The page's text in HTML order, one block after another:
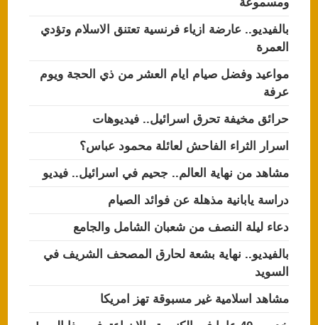
بالفيديو.. عارضة ازياء فرنسية تعتنق الاسلام وتؤدي
العمرة
مواعيد وفضل صيام ايام العشر من ذي الحجة ويوم
عرفة
حرائق مخيفة تحرق اسرائيل.. فيديوهات
اسرار الثراء الفاحش لعائلة محمود عباس؟
مشاهد من نهاية العالم.. جحيم في اسرائيل.. فيديو
دراسة يابانية مذهلة عن فوائد الصيام
دعاء ليلة النصف من شعبان الشامل والجامع
بالفيديو.. نهاية بشعة لحارق المصحف الشريف في
السويد
مشاهد اسلامية غير مسبوقة تهز امريكا